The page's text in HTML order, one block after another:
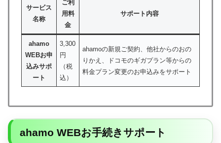
サービス
名称
ご利
用料
金
サポート内容
ahamo
WEBお申
込みサポ
ート
3,300
円
（税
込）
ahamoの新規ご契約、他社からのおの
りかえ、ドコモのギガプラン等からの
料金プラン変更のお申込みをサポート
ahamo WEBお手続きサポート